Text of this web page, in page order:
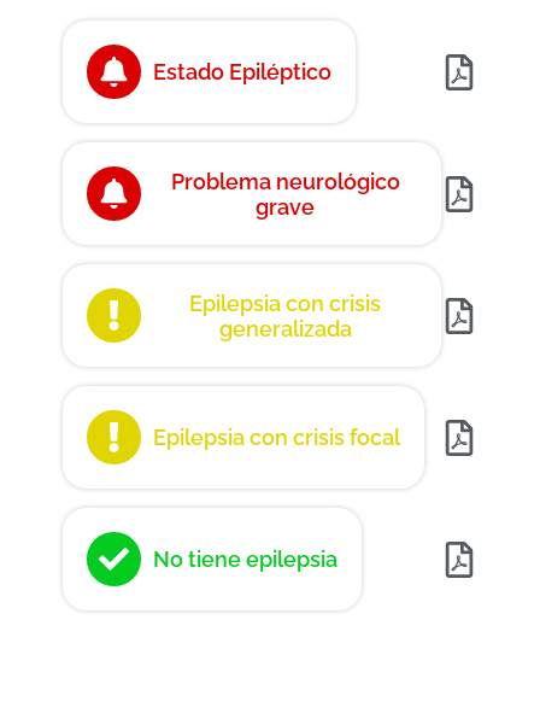
Estado Epiléptico
Problema neurológico
grave
Epilepsia con crisis
generalizada
Epilepsia con crisis focal
No tiene epilepsia